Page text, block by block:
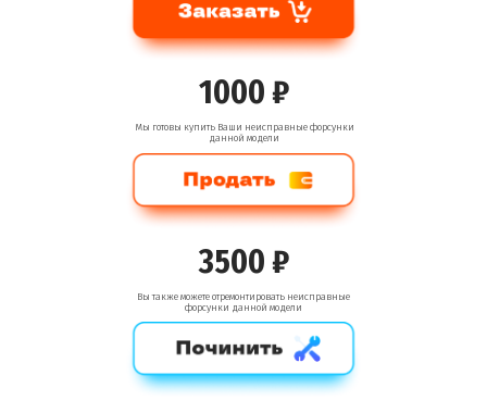
1000 ₽
Мы готовы купить Ваши неисправные форсунки
данной модели
Вы также можете отремонтировать неисправные
форсунки данной модели
3500 ₽